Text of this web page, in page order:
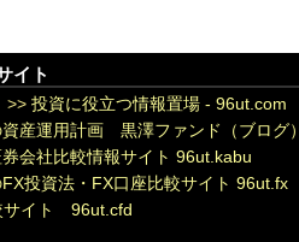
イト
>> 投資に役立つ情報置場 - 96ut.com
産運用計画 黒澤ファンド（ブログ）
会社比較情報サイト 96ut.kabu
投資法・FX口座比較サイト 96ut.fx
サイト 96ut.cfd